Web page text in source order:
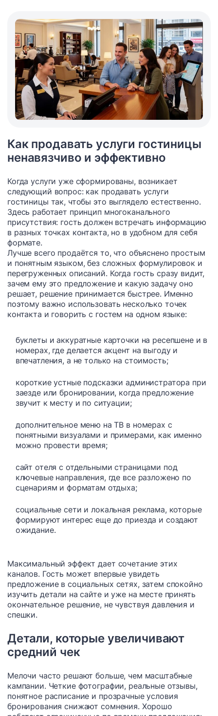
Как продавать услуги гостиницы
ненавязчиво и эффективно
Когда услуги уже сформированы, возникает
следующий вопрос: как продавать услуги
гостиницы так, чтобы это выглядело естественно.
Здесь работает принцип многоканального
присутствия: гость должен встречать информацию
в разных точках контакта, но в удобном для себя
формате.
Лучше всего продаётся то, что объяснено простым
и понятным языком, без сложных формулировок и
перегруженных описаний. Когда гость сразу видит,
зачем ему это предложение и какую задачу оно
решает, решение принимается быстрее. Именно
поэтому важно использовать несколько точек
контакта и говорить с гостем на одном языке:
буклеты и аккуратные карточки на ресепшене и в
номерах, где делается акцент на выгоду и
впечатления, а не только на стоимость;
короткие устные подсказки администратора при
заезде или бронировании, когда предложение
звучит к месту и по ситуации;
дополнительное меню на ТВ в номерах с
понятными визуалами и примерами, как именно
можно провести время;
сайт отеля с отдельными страницами под
ключевые направления, где все разложено по
сценариям и форматам отдыха;
социальные сети и локальная реклама, которые
формируют интерес еще до приезда и создают
ожидание.
Максимальный эффект дает сочетание этих
каналов. Гость может впервые увидеть
предложение в социальных сетях, затем спокойно
изучить детали на сайте и уже на месте принять
окончательное решение, не чувствуя давления и
спешки.
Детали, которые увеличивают
средний чек
Мелочи часто решают больше, чем масштабные
кампании. Четкие фотографии, реальные отзывы,
понятное расписание и прозрачные условия
бронирования снижают сомнения. Хорошо